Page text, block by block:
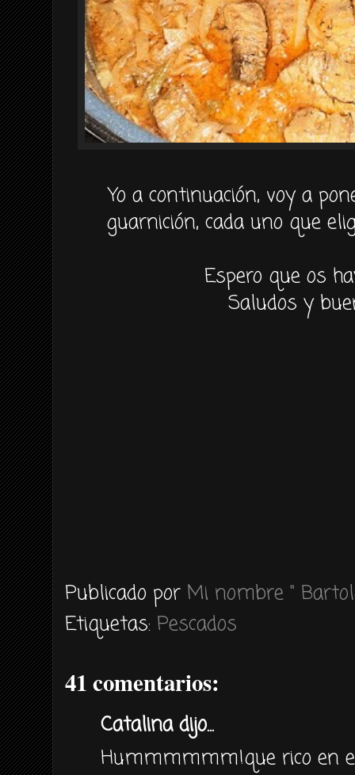
Yo a continuación, voy a
guarnición, cada uno que
Espero que os
Saludos y
Publicado por Mi nombre "
Etiquetas: Pescados
41 comentarios:
Catalina dijo...
Hummmmmm!que rico en